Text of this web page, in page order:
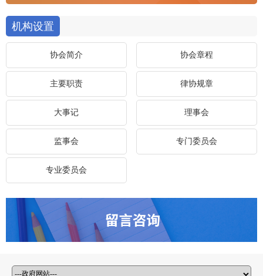
机构设置
协会简介 协会章程
主要职责 律协规章
大事记 理事会
监事会 专门委员会
专业委员会